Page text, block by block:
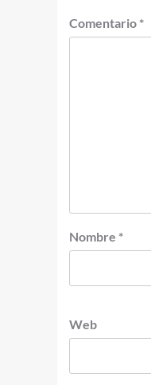
Comentario *
Nombre *
Web